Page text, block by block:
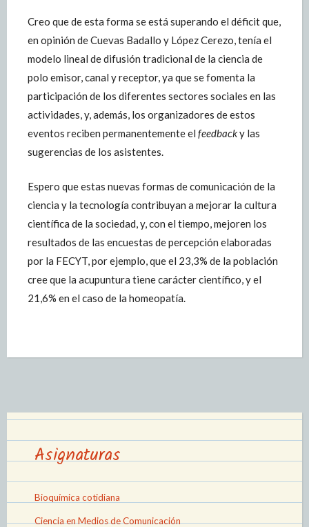
Creo que de esta forma se está superando el déficit que,
en opinión de Cuevas Badallo y López Cerezo, tenía el
modelo lineal de difusión tradicional de la ciencia de
polo emisor, canal y receptor, ya que se fomenta la
participación de los diferentes sectores sociales en las
actividades, y, además, los organizadores de estos
eventos reciben permanentemente el feedbacky las
sugerencias de los asistentes.
Espero que estas nuevas formas de comunicación de la
ciencia y la tecnología contribuyan a mejorar la cultura
científica de la sociedad, y, con el tiempo, mejoren los
resultados de las encuestas de percepción elaboradas
por la FECYT, por ejemplo, que el 23,3% de la población
cree que la acupuntura tiene carácter científico, y el
21,6% en el caso de la homeopatía.
Asignaturas
Bioquímica cotidiana
Ciencia en Medios de Comunicación